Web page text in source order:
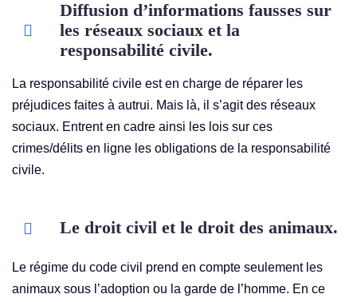
Diffusion d’informations fausses sur
les réseaux sociaux et la
responsabilité civile.
La responsabilité civile est en charge de réparer les
préjudices faites à autrui. Mais là, il s’agit des réseaux
sociaux. Entrent en cadre ainsi les lois sur ces
crimes/délits en ligne les obligations de la responsabilité
civile.
Le droit civil et le droit des animaux.
Le régime du code civil prend en compte seulement les
animaux sous l’adoption ou la garde de l’homme. En ce